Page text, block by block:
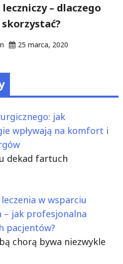
leczniczy – dlaczego
25 marca, 2020
jak
wpływają na komfort i
dekad fartuch
w wsparciu
– jak profesjonalna
pacjentów?
chorą bywa niezwykle